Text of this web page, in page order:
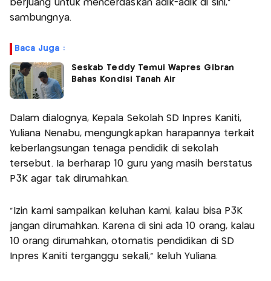
berjuang untuk mencerdaskan adik-adik di sini,”
sambungnya.
Baca Juga :
Seskab Teddy Temui Wapres Gibran
Bahas Kondisi Tanah Air
Dalam dialognya, Kepala Sekolah SD Inpres Kaniti,
Yuliana Nenabu, mengungkapkan harapannya terkait
keberlangsungan tenaga pendidik di sekolah
tersebut. Ia berharap 10 guru yang masih berstatus
P3K agar tak dirumahkan.
“Izin kami sampaikan keluhan kami, kalau bisa P3K
jangan dirumahkan. Karena di sini ada 10 orang, kalau
10 orang dirumahkan, otomatis pendidikan di SD
Inpres Kaniti terganggu sekali,” keluh Yuliana.